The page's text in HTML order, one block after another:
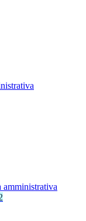
amministrativa